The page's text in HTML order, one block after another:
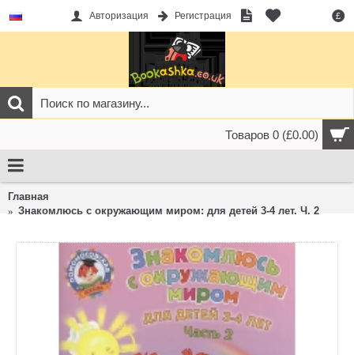
£
Авторизация Регистрация
Товаров 0 (£0.00)
Главная
Знакомлюсь с окружающим миром: для детей 3-4 лет. Ч. 2